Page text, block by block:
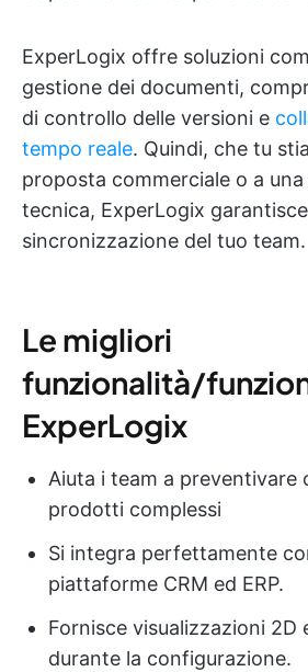
ExperLogix offre soluzioni
gestione dei documenti,
di controllo delle versioni e
tempo reale. Quindi, che tu
proposta commerciale o a
tecnica, ExperLogix
sincronizzazione del tuo team.
Le migliori
funzionalità/
ExperLogix
Aiuta i team a preventivare
prodotti complessi
Si integra perfettamente
piattaforme CRM ed ERP.
Fornisce visualizzazioni 2D
durante la configurazione.